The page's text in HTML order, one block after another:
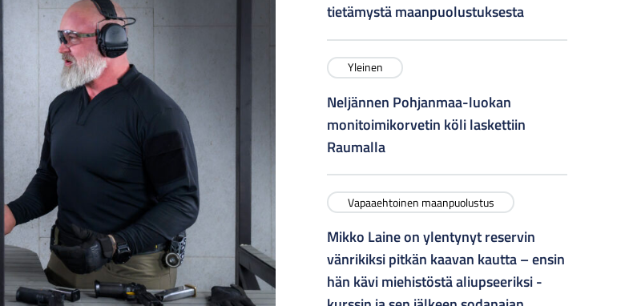
tietämystä maanpuolustuksesta
Yleinen
Neljännen Pohjanmaa-luokan
monitoimikorvetin köli laskettiin
Raumalla
Vapaaehtoinen maanpuolustus
Mikko Laine on ylentynyt reservin
vänrikiksi pitkän kaavan kautta – ensin
hän kävi miehistöstä aliupseeriksi -